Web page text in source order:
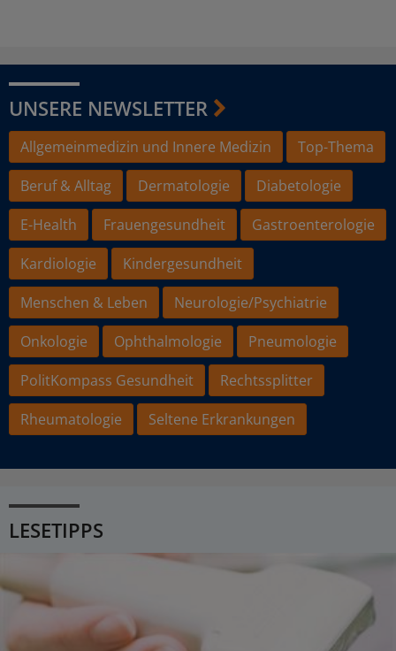
UNSERE NEWSLETTER
Allgemeinmedizin und Innere Medizin
Top-Thema
Beruf & Alltag
Dermatologie
Diabetologie
E-Health
Frauengesundheit
Gastroenterologie
Kardiologie
Kindergesundheit
Menschen & Leben
Neurologie/Psychiatrie
Onkologie
Ophthalmologie
Pneumologie
PolitKompass Gesundheit
Rechtssplitter
Rheumatologie
Seltene Erkrankungen
LESETIPPS